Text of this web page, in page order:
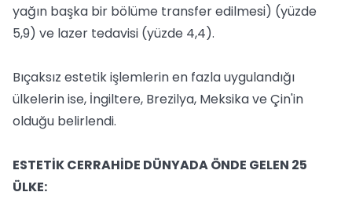
yağın başka bir bölüme transfer edilmesi) (yüzde
5,9) ve lazer tedavisi (yüzde 4,4).
Bıçaksız estetik işlemlerin en fazla uygulandığı
ülkelerin ise, İngiltere, Brezilya, Meksika ve Çin'in
olduğu belirlendi.
ESTETİK CERRAHİDE DÜNYADA ÖNDE GELEN 25
ÜLKE: